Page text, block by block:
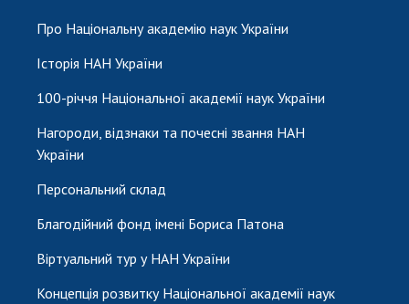
ЗАСІДАННЯ ПРЕЗИДІЇ НАН УКРАЇНИ
АКАДЕМІЯ КОМЕНТУЄ
КОНТАКТИ
ПРОФСПІЛКА НАН УКРАЇНИ
КАБІНЕТ
Про Національну академію наук України
Історія НАН України
100-річчя Національної академії наук України
Нагороди, відзнаки та почесні звання НАН
України
Персональний склад
Благодійний фонд імені Бориса Патона
Віртуальний тур у НАН України
Концепція розвитку Національної академії наук